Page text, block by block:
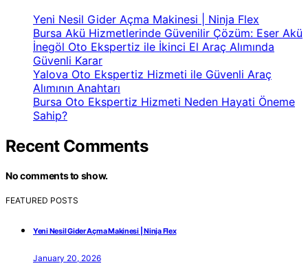
Yeni Nesil Gider Açma Makinesi | Ninja Flex
Bursa Akü Hizmetlerinde Güvenilir Çözüm: Eser Akü
İnegöl Oto Ekspertiz ile İkinci El Araç Alımında
Güvenli Karar
Yalova Oto Ekspertiz Hizmeti ile Güvenli Araç
Alımının Anahtarı
Bursa Oto Ekspertiz Hizmeti Neden Hayati Öneme
Sahip?
Recent Comments
No comments to show.
FEATURED POSTS
Yeni Nesil Gider Açma Makinesi | Ninja Flex
January 20, 2026